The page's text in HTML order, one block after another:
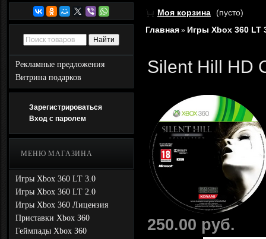
Рекламные предложения
Витрина подарков
Зарегистрироваться
Вход с паролем
МЕНЮ МАГАЗИНА
Игры Xbox 360 LT 3.0
Игры Xbox 360 LT 2.0
Игры Xbox 360 Лицензия
Приставки Xbox 360
Геймпады Xbox 360
Моя корзина (пусто)
Главная » Игры Xbox 360 LT
Silent Hill HD
250.00 руб.